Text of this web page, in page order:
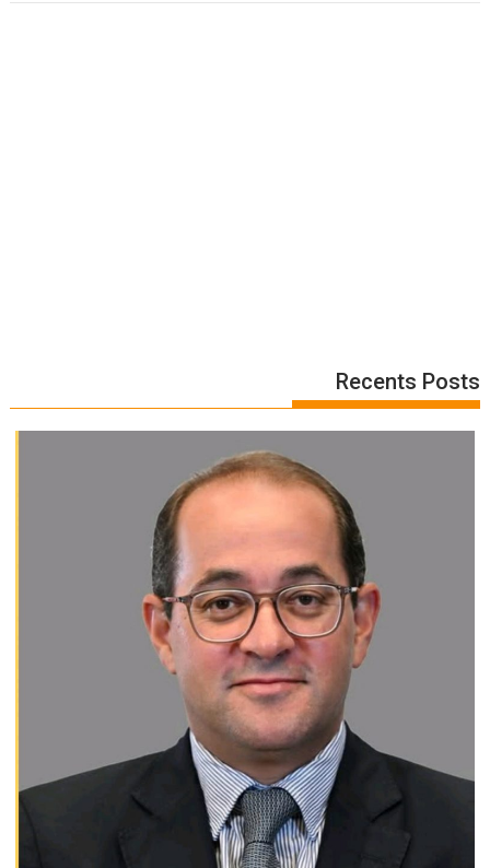
Recents Posts